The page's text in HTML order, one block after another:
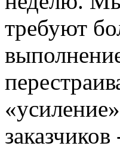
требуют